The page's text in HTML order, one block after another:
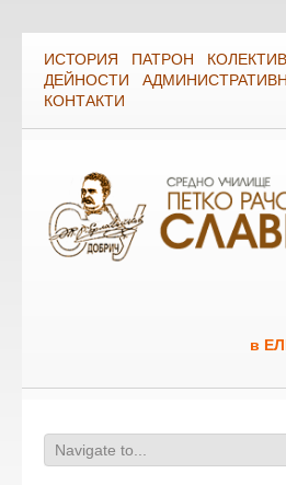
ИСТОРИЯ ПАТРОН КОЛЕКТИВ
ДЕЙНОСТИ
КОНТАКТИ
в